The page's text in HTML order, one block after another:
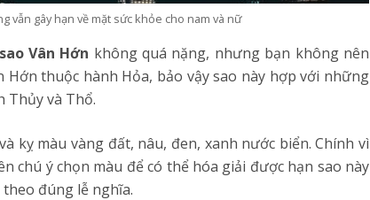
vẫn gây hạn về mặt sức khỏe cho nam và nữ
Vân Hớn không quá nặng, nhưng bạn không nên
Hớn thuộc hành Hỏa, bảo vậy sao này hợp với những
Thủy và Thổ.
kỵ màu vàng đất, nâu, đen, xanh nước biển. Chính vì
chú ý chọn màu để có thể hóa giải được hạn sao này
theo đúng lễ nghĩa.